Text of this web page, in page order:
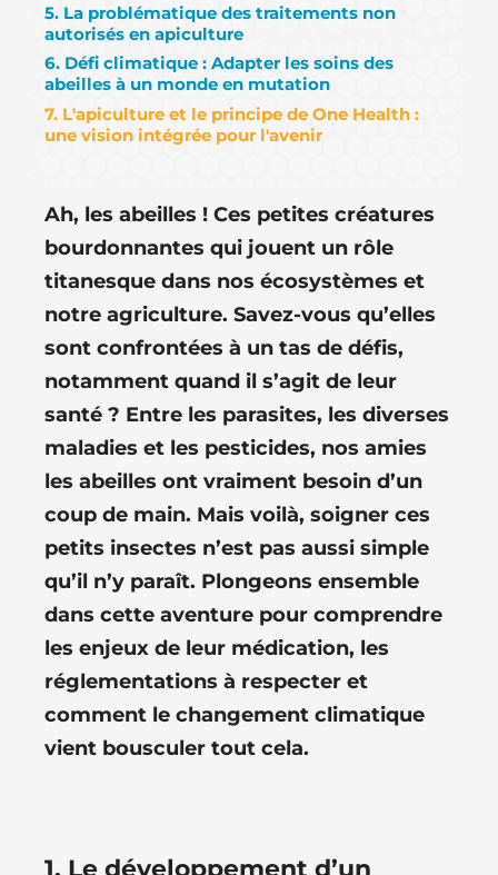
5. La problématique des traitements non
autorisés en apiculture
6. Défi climatique : Adapter les soins des
abeilles à un monde en mutation
7. L'apiculture et le principe de One Health :
une vision intégrée pour l'avenir
Ah, les abeilles ! Ces petites créatures
bourdonnantes qui jouent un rôle
titanesque dans nos écosystèmes et
notre agriculture. Savez-vous qu’elles
sont confrontées à un tas de défis,
notamment quand il s’agit de leur
santé ? Entre les parasites, les diverses
maladies et les pesticides, nos amies
les abeilles ont vraiment besoin d’un
coup de main. Mais voilà, soigner ces
petits insectes n’est pas aussi simple
qu’il n’y paraît. Plongeons ensemble
dans cette aventure pour comprendre
les enjeux de leur médication, les
réglementations à respecter et
comment le changement climatique
vient bousculer tout cela.